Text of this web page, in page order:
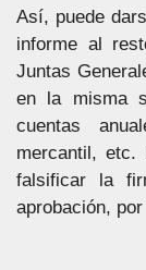
Así, puede
informe al
Juntas
en la misma
cuentas
mercantil, etc.
falsificar la
aprobación,